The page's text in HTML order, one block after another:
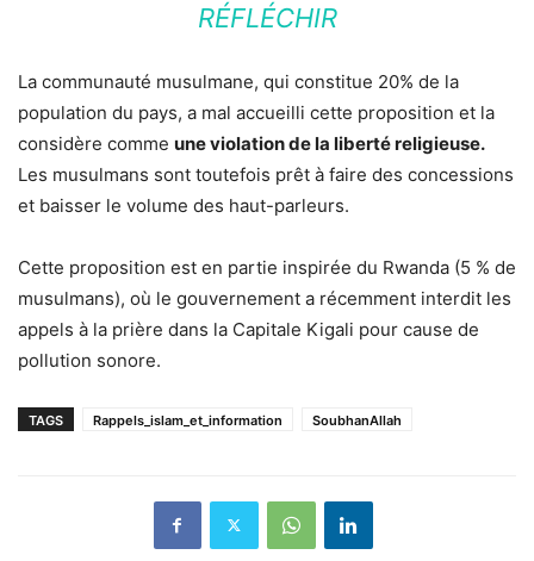
RÉFLÉCHIR
La communauté musulmane, qui constitue 20% de la
population du pays, a mal accueilli cette proposition et la
considère comme une violation de la liberté religieuse.
Les musulmans sont toutefois prêt à faire des concessions
et baisser le volume des haut-parleurs.
Cette proposition est en partie inspirée du Rwanda (5 % de
musulmans), où le gouvernement a récemment interdit les
appels à la prière dans la Capitale Kigali pour cause de
pollution sonore.
TAGS Rappels_islam_et_information SoubhanAllah